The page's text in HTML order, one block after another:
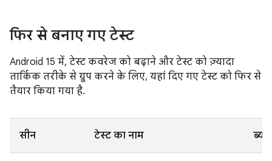
फिर से बनाए गए टेस्ट
Android 15 में, टेस्ट कवरेज को बढ़ाने और टेस्ट को ज़्यादा
तार्किक तरीके से ग्रुप करने के लिए, यहां दिए गए टेस्ट को फिर से
तैयार किया गया है.
सीन टेस्ट का नाम